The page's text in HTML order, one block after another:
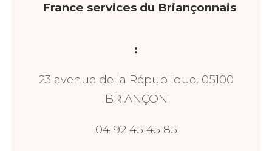
France services du Briançonnais
:
23 avenue de la République, 05100
BRIANÇON
04 92 45 45 85